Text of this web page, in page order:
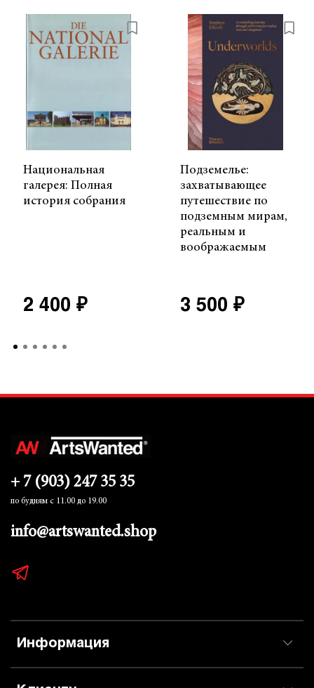
Национальная
галерея: Полная
история собрания
2 400 ₽
Подземелье:
захватывающее
путешествие по
подземным мирам,
реальным и
воображаемым
3 500 ₽
Информация
+ 7 (903) 247 35 35
по будням с 11.00 до 19.00
info@artswanted.shop